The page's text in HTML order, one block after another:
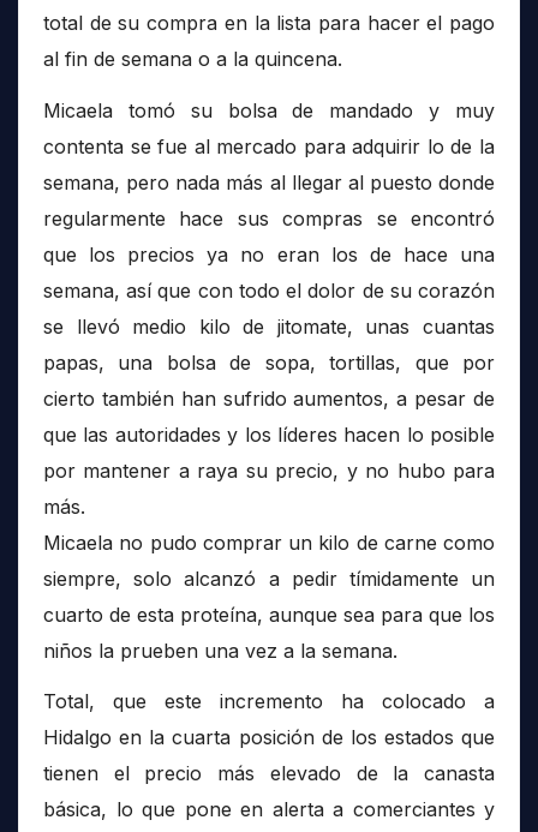
total de su compra en la lista para hacer el pago
al fin de semana o a la quincena.
Micaela tomó su bolsa de mandado y muy
contenta se fue al mercado para adquirir lo de la
semana, pero nada más al llegar al puesto donde
regularmente hace sus compras se encontró
que los precios ya no eran los de hace una
semana, así que con todo el dolor de su corazón
se llevó medio kilo de jitomate, unas cuantas
papas, una bolsa de sopa, tortillas, que por
cierto también han sufrido aumentos, a pesar de
que las autoridades y los líderes hacen lo posible
por mantener a raya su precio, y no hubo para
más.
Micaela no pudo comprar un kilo de carne como
siempre, solo alcanzó a pedir tímidamente un
cuarto de esta proteína, aunque sea para que los
niños la prueben una vez a la semana.
Total, que este incremento ha colocado a
Hidalgo en la cuarta posición de los estados que
tienen el precio más elevado de la canasta
básica, lo que pone en alerta a comerciantes y